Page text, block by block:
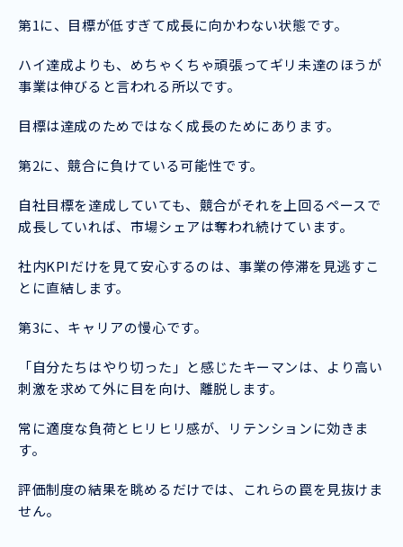
第1に、目標が低すぎて成長に向かわない状態です。
ハイ達成よりも、めちゃくちゃ頑張ってギリ未達のほうが
事業は伸びると言われる所以です。
目標は達成のためではなく成長のためにあります。
第2に、競合に負けている可能性です。
自社目標を達成していても、競合がそれを上回るペースで
成長していれば、市場シェアは奪われ続けています。
社内KPIだけを見て安心するのは、事業の停滞を見逃すこ
とに直結します。
第3に、キャリアの慢心です。
「自分たちはやり切った」と感じたキーマンは、より高い
刺激を求めて外に目を向け、離脱します。
常に適度な負荷とヒリヒリ感が、リテンションに効きま
す。
評価制度の結果を眺めるだけでは、これらの罠を見抜けま
せん。